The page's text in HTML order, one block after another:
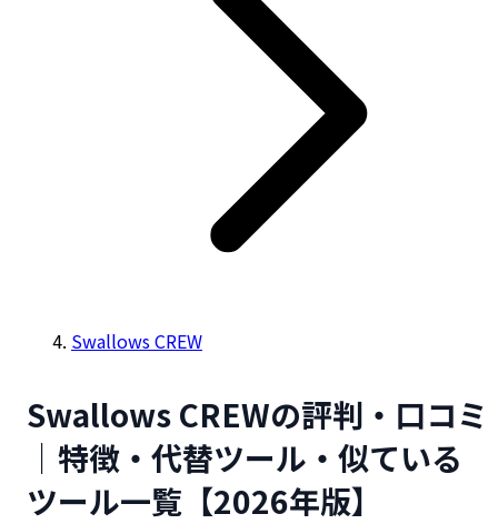
Swallows CREW
Swallows CREWの評判・口コミ
｜特徴・代替ツール・似ている
ツール一覧【2026年版】